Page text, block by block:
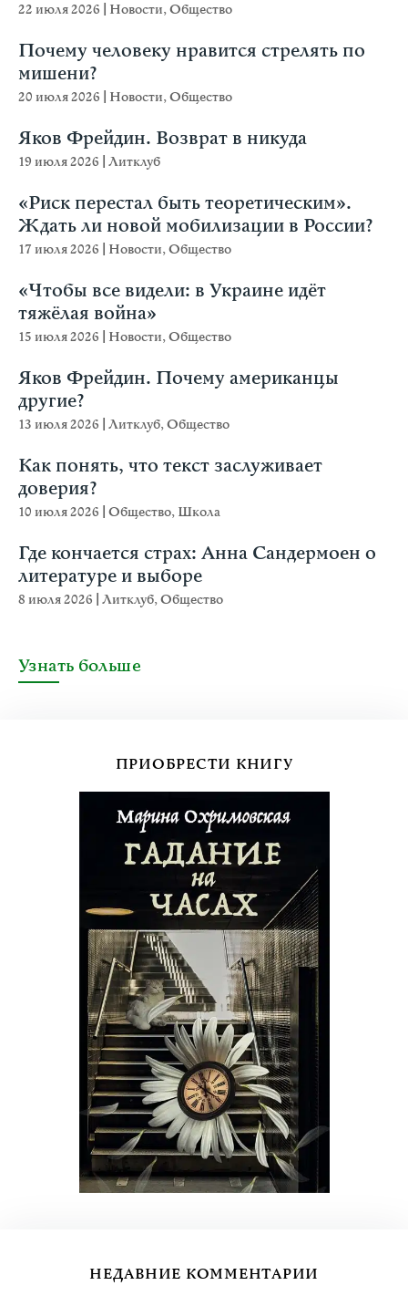
22 июля 2026 Новости,Общество
Почему человеку нравится стрелять по
мишени?
20 июля 2026 Новости,Общество
Яков Фрейдин. Возврат в никуда
19 июля 2026 Литклуб
«Риск перестал быть теоретическим».
Ждать ли новой мобилизации в России?
17 июля 2026 Новости,Общество
«Чтобы все видели: в Украине идёт
тяжёлая война»
15 июля 2026 Новости,Общество
Яков Фрейдин. Почему американцы
другие?
13 июля 2026 Литклуб,Общество
Как понять, что текст заслуживает
доверия?
10 июля 2026 Общество, Школа
Где кончается страх: Анна Сандермоен о
литературе и выборе
8 июля 2026 Литклуб,Общество
Узнать больше
ПРИОБРЕСТИ КНИГУ
НЕДАВНИЕ КОММЕНТАРИИ